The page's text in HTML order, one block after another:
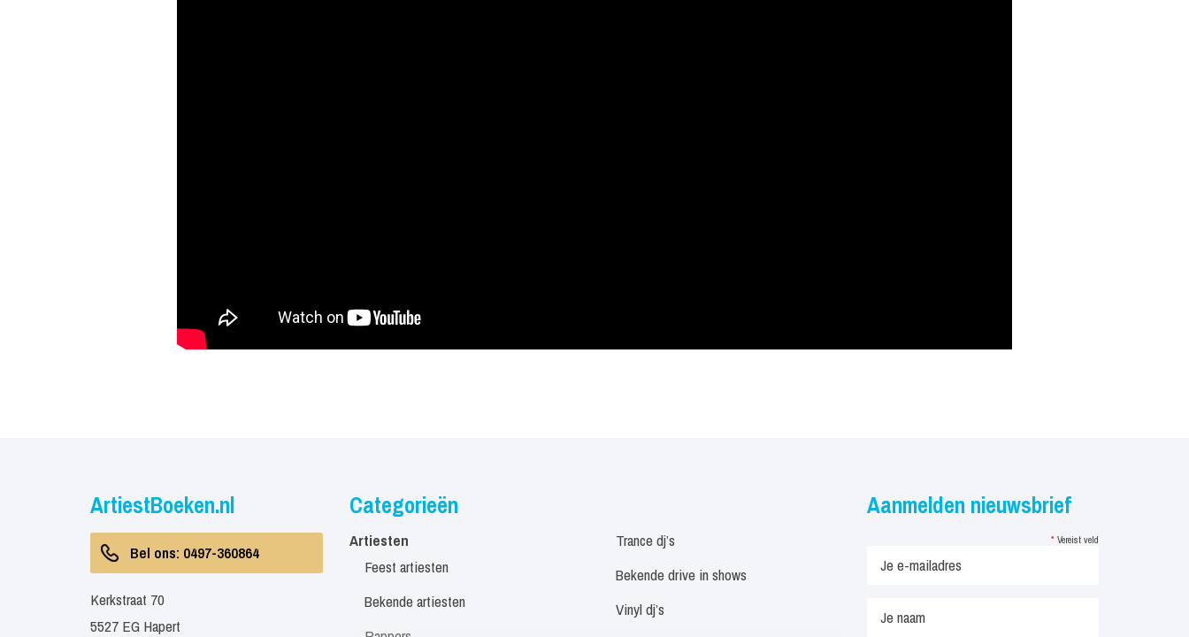
ArtiestBoeken.nl
Bel ons: 0497-360864
Kerkstraat 70
5527 EG Hapert
Categorieën
Artiesten
Feest artiesten
Bekende artiesten
Trance dj’s
Bekende drive in shows
Vinyl dj’s
Aanmelden nieuwsbrief
* Vereist veld